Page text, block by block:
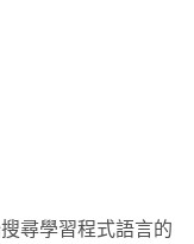
尋學習程式語言的